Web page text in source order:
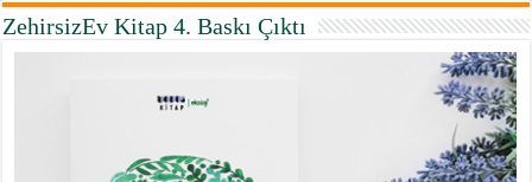
ZehirsizEv Kitap 4. Baskı Çıktı